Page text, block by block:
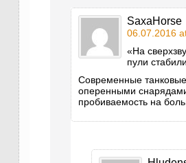
SaxaHorse
06.07.2016
«На
пули
Современные
оперенными
пробиваемость на